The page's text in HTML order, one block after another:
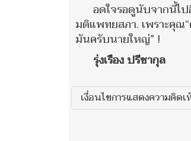
อดใจรอดูนับจากนี้ไ
มติแพทยสภา. เพราะคุณ
มันครับนายใหญ่” !
รุ่งเรือง ปรีชากุล
เงื่อนไขการแสดงความคิด